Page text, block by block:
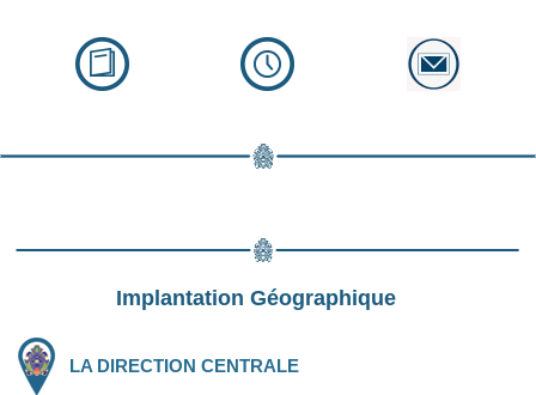
Implantation Géographique
LA DIRECTION CENTRALE